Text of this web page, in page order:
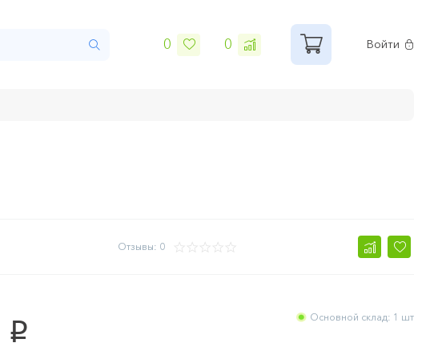
0 0 Войти
Отзывы: 0
p
Основной склад: 1 шт